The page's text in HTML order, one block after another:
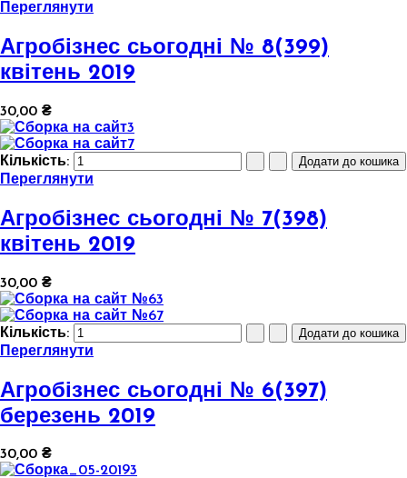
Переглянути
Агробізнес сьогодні № 8(399)
квітень 2019
30,00 ₴
Кількість:
Переглянути
Агробізнес сьогодні № 7(398)
квітень 2019
30,00 ₴
Кількість:
Переглянути
Агробізнес сьогодні № 6(397)
березень 2019
30,00 ₴